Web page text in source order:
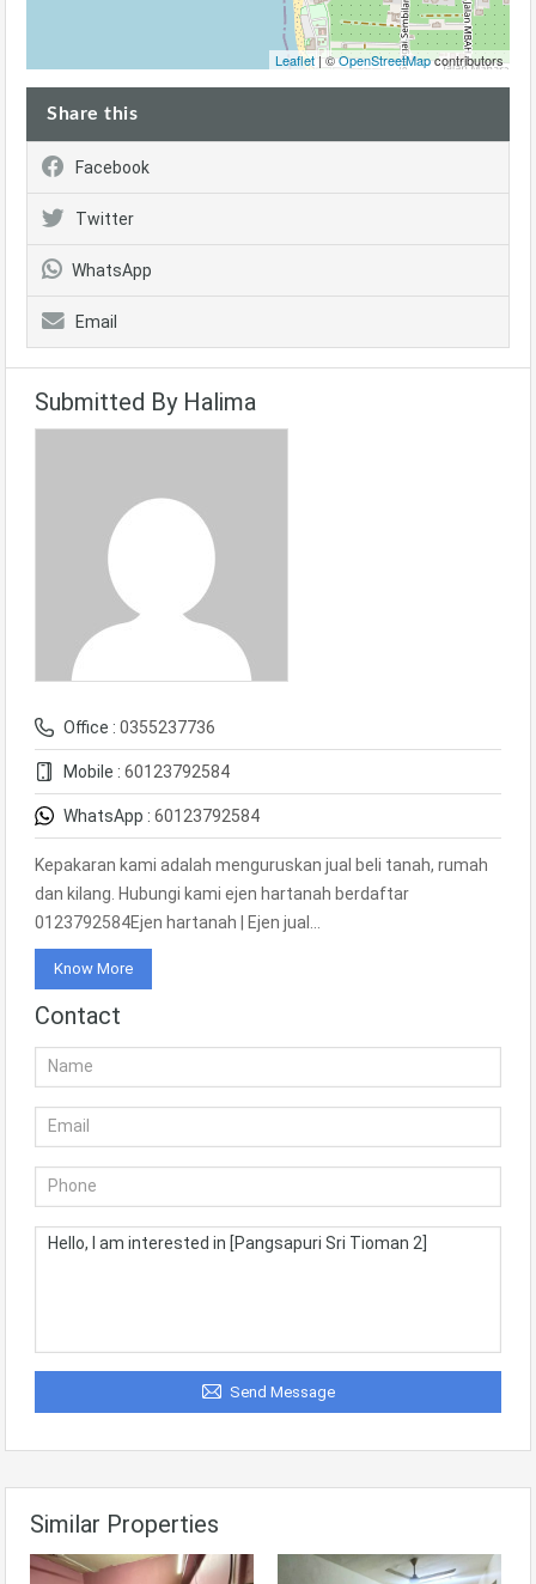
Leaflet | ©OpenStreetMapcontributors
Share this
Facebook
Twitter
WhatsApp
Email
Submitted By Halima
Office : 0355237736
Mobile : 60123792584
WhatsApp : 60123792584
Kepakaran kami adalah menguruskan jual beli tanah, rumah
dan kilang. Hubungi kami ejen hartanah berdaftar
0123792584Ejen hartanah | Ejen jual…
Know More
Contact
Send Message
Similar Properties